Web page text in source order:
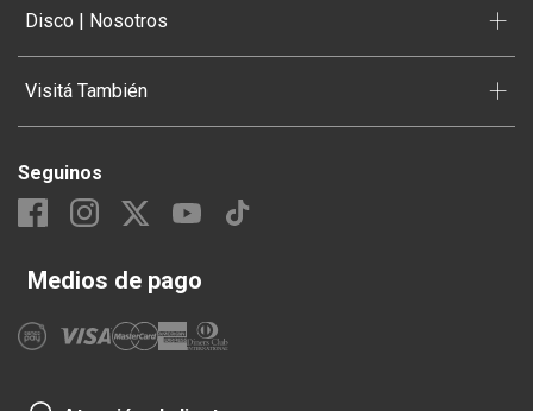
Disco | Nosotros +
Visitá También +
Seguinos
Medios de pago